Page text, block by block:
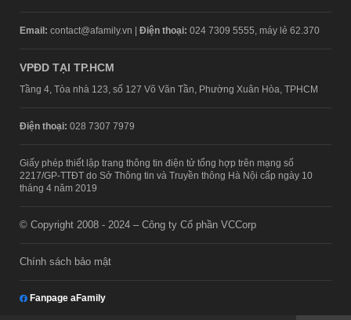
Email: contact@afamily.vn | Điện thoại: 024 7309 5555, máy lẻ 62.370
VPĐD TẠI TP.HCM
Tầng 4, Tòa nhà 123, số 127 Võ Văn Tần, Phường Xuân Hòa, TPHCM
Điện thoại: 028 7307 7979
Giấy phép thiết lập trang thông tin điện tử tổng hợp trên mạng số
2217/GP-TTĐT do Sở Thông tin và Truyền thông Hà Nội cấp ngày 10
tháng 4 năm 2019
© Copyright 2008 - 2024 – Công ty Cổ phần VCCorp
Chính sách bảo mật
Fanpage aFamily